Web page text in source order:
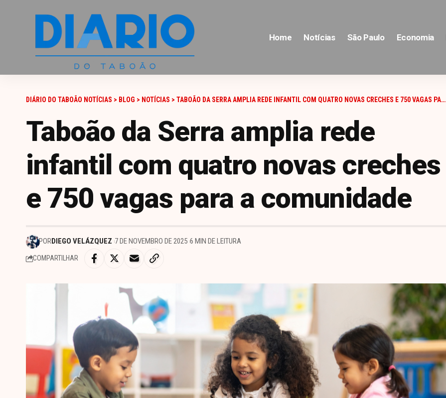
Home Notícias São Paulo Economia
DIÁRIO DO TABOÃO NOTÍCIAS > BLOG > NOTÍCIAS > TABOÃO DA SERRA AMPLIA REDE INFANTIL COM QUATRO NOVAS CRECHES E 750 VAGAS PARA A COMUNIDADE
Taboão da Serra amplia rede
infantil com quatro novas creches
e 750 vagas para a comunidade
PORDIEGO VELÁZQUEZ 7 DE NOVEMBRO DE 2025 6 MIN DE LEITURA
COMPARTILHAR